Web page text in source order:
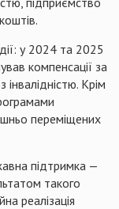
у 2024 та 2025
компенсації за
Крім
переміщених
підтримка —
такого
реалізація